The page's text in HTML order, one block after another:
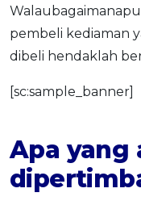
pembeli kediaman
dibeli hendaklah
[sc:sample_banner]
Apa yang